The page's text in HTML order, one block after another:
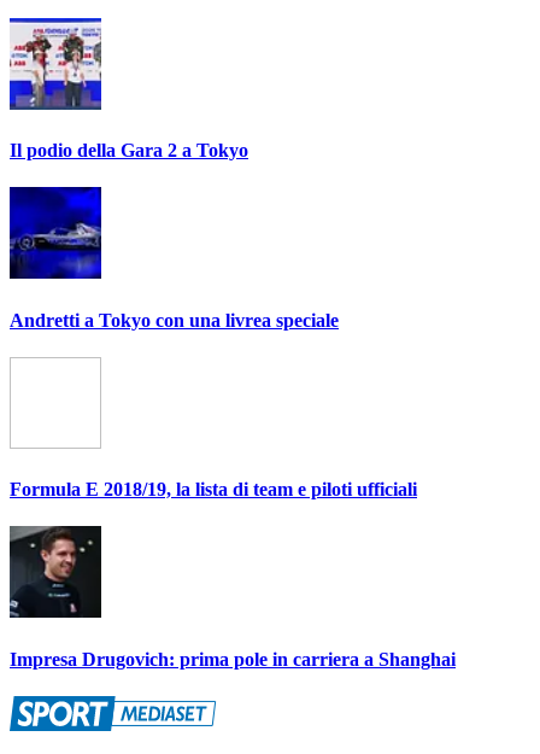
Il podio della Gara 2 a Tokyo
Andretti a Tokyo con una livrea speciale
Formula E 2018/19, la lista di team e piloti ufficiali
Impresa Drugovich: prima pole in carriera a Shanghai